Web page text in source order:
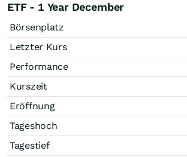
ETF - 1 Year December
Börsenplatz
Letzter Kurs
Performance
Kurszeit
Eröffnung
Tageshoch
Tagestief